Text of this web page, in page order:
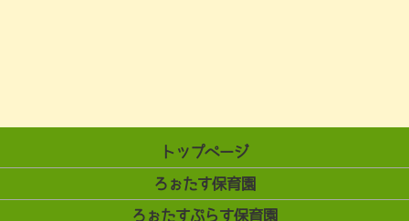
トップページ
ろぉたす保育園
ろぉたすぷらす保育園